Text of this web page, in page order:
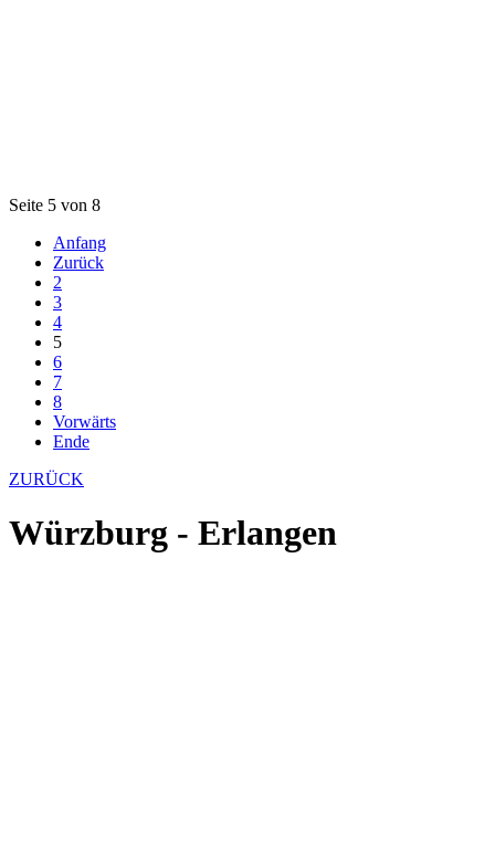
Seite 5 von 8
Anfang
Zurück
2
3
4
5
6
7
8
Vorwärts
Ende
ZURÜCK
Würzburg - Erlangen